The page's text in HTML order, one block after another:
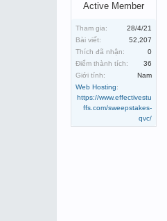
Active Member
Tham gia:
28/4/21
Bài viết:
52,207
Thích đã nhận:
0
Điểm thành tích:
36
Giới tính:
Nam
Web Hosting:
https://www.effectivestu
ffs.com/sweepstakes-
qvc/